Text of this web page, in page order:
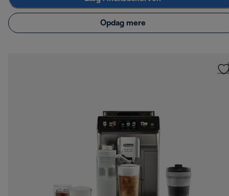
Opdag mere